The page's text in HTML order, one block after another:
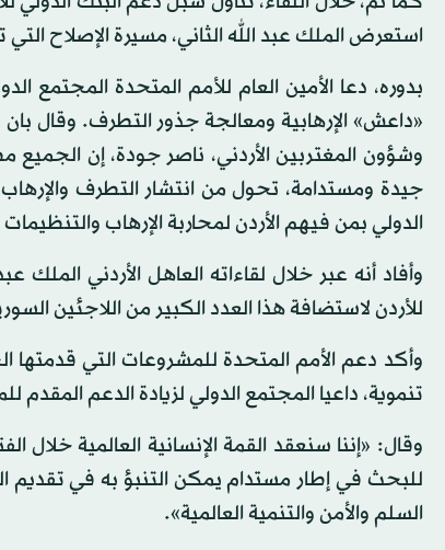
استعرض الملك عبد الله الثاني، مسيرة الإصلاح
بدوره، دعا الأمين العام للأمم المتحدة
«داعش» الإرهابية ومعالجة جذور التطرف. وقال
وشؤون المغتربين الأردني، ناصر جودة، إن
جيدة ومستدامة، تحول من انتشار التطرف
الدولي بمن فيهم الأردن لمحاربة الإرهاب والتنظيمات
وأفاد أنه عبر خلال لقاءاته العاهل الأردني الملك
للأردن لاستضافة هذا العدد الكبير من اللاجئين
وأكد دعم الأمم المتحدة للمشروعات التي قدمتها
تنموية، داعيا المجتمع الدولي لزيادة الدعم
وقال: «إننا سنعقد القمة الإنسانية العالمية
للبحث في إطار مستدام يمكن التنبؤ به في
السلم والأمن والتنمية العالمية».